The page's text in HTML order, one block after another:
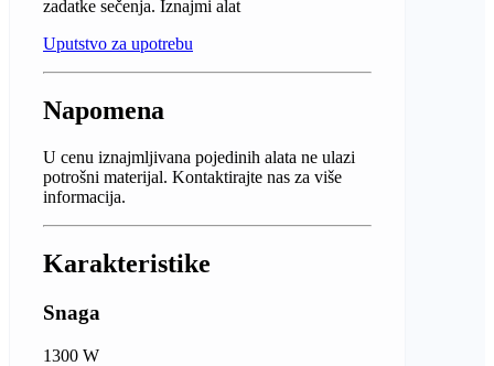
zadatke sečenja. Iznajmi alat
Uputstvo za upotrebu
Napomena
U cenu iznajmljivana pojedinih alata ne ulazi
potrošni materijal. Kontaktirajte nas za više
informacija.
Karakteristike
Snaga
1300 W